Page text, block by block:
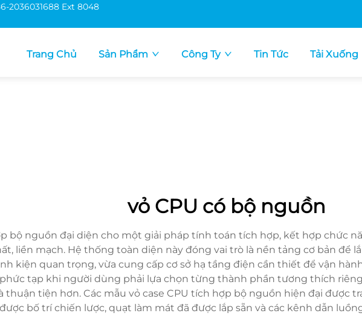
2036031688 Ext 8048
Trang Chủ Sản Phẩm Công Ty Tin Tức Tải Xuống
vỏ CPU có bộ nguồn
bộ nguồn đại diện cho một giải pháp tính toán tích hợp, kết hợp chức
liền mạch. Hệ thống toàn diện này đóng vai trò là nền tảng cơ bản để
kiện quan trọng, vừa cung cấp cơ sở hạ tầng điện cần thiết để vận
tạp khi người dùng phải lựa chọn từng thành phần tương thích
thuận tiện hơn. Các mẫu vỏ case CPU tích hợp bộ nguồn hiện đại được
bố trí chiến lược, quạt làm mát đã được lắp sẵn và các kênh dẫn